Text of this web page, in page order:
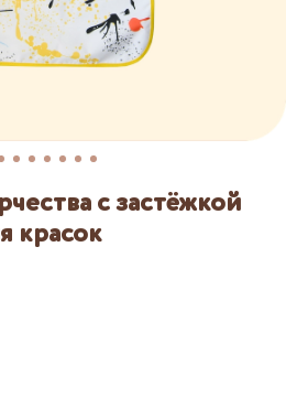
с застёжкой
красок